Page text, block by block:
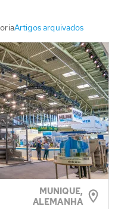
Artigos arquivados
MUNIQUE,
ALEMANHA